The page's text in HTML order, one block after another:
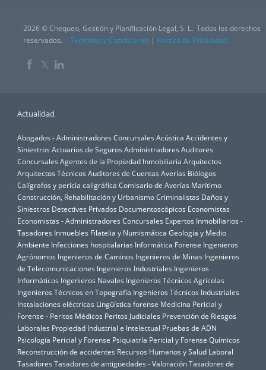
2026 © Chequeo, Gestión y Planificación Legal, S. L.. Todos los derechos
reservados.
Terminos y Condiciones | Política de Privacidad
𝕏
Actualidad
Abogados - Administradores Concursales Acústica Accidentes y
Siniestros Actuarios de Seguros Administradores Auditores
Concursales Agentes de la Propiedad Inmobiliaria Arquitectos
Arquitectos Técnicos Auditores de Cuentas Averías Biólogos
Calígrafos y pericia caligráfica Comisario de Averías Marítimo
Construcción, Rehabilitación y UrbanismoCriminalistas Daños y
Siniestros Detectives Privados Documentoscópicos Economistas
Economistas - Administradores Concursales Expertos Inmobiliarios -
Tasadores Inmuebles Filatelia y Numismática Geología y Medio
Ambiente Infecciones hospitalarias Informática Forense Ingenieros
Agrónomos Ingenieros de Caminos Ingenieros de Minas Ingenieros
de Telecomunicaciones Ingenieros Industriales Ingenieros
Informáticos Ingenieros Navales Ingenieros Técnicos Agrícolas
Ingenieros Técnicos en Topografía Ingenieros Técnicos Industriales
Instalaciones eléctricas Lingüística forense Medicina Pericial y
Forense - Peritos Médicos Peritos Judiciales Prevención de Riesgos
Laborales Propiedad Industrial e Intelectual Pruebas de ADN
Psicología Pericial y Forense Psiquiatría Pericial y Forense Químicos
Reconstrucción de accidentes Recursos Humanos y Salud Laboral
Tasadores Tasadores de antigüedades - ValoraciónTasadores de